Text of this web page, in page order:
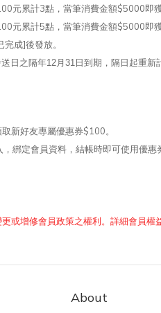
元累計3點， 當筆消費金額$5000即
元累計5點， 當筆消費金額$5000即
成]後發放。
日之隔年12月31日到期，隔日起重新
新好友專屬優惠券$100。
綁定會員資料，結帳時即可使用優惠
或增修會員政策之權利。詳細會員權
About